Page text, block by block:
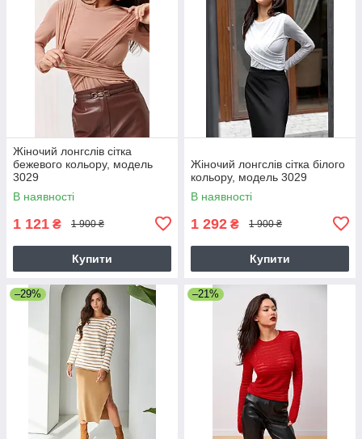
Жіночий лонгслів сітка
бежевого кольору, модель
3029
В наявності
1 121 ₴ 1 900 ₴
Купити
Жіночий лонгслів сітка білого
кольору, модель 3029
В наявності
1 292 ₴ 1 900 ₴
Купити
–29% –21%